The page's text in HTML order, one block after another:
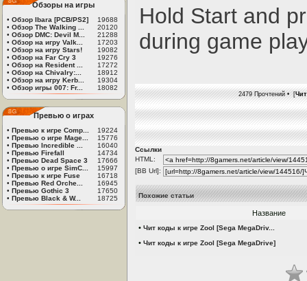
Обзоры на игры
• Обзор Ibara [PCB/PS2]
19688
• Обзор The Walking ...
20120
• Обзор DMC: Devil M...
21288
• Обзор на игру Valk...
17203
• Обзор на игру Stars!
19082
• Обзор на Far Cry 3
19276
• Обзор на Resident ...
17272
• Обзор на Chivalry:...
18912
• Обзор на игру Kerb...
19304
• Обзор игры 007: Fr... 18082
Превью о играх
• Превью к игре Comp...
19224
• Превью о игре Mage...
15776
• Превью Incredible ...
16040
• Превью Firefall
14734
• Превью Dead Space 3
17666
• Превью о игре SimC...
15997
• Превью к игре Fuse
16718
• Превью Red Orche...
16945
• Превью Gothic 3
17650
• Превью Black & W... 18725
Hold Start and
during game
2479 Прочтений • [
Ссылки
HTML:
[BB Url]:
Похожие статьи
Название
• Чит коды к игре Zool [Sega MegaDriv...
• Чит коды к игре Zool [Sega MegaDrive]